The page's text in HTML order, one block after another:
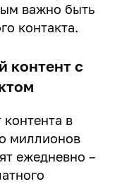
важно быть
контакта.
контент с
в
миллионов
ежедневно –